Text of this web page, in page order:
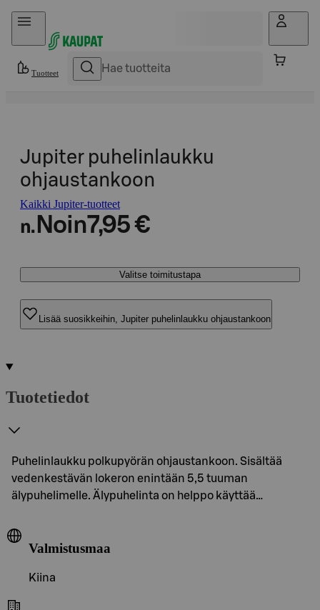
Hyppää sisältöön
Tuotteet
Jupiter puhelinlaukku
ohjaustankoon
Kaikki Jupiter-tuotteet
n. Noin7,95 €
Valitse toimitustapa
Lisää suosikkeihin, Jupiter puhelinlaukku ohjaustankoon
Tuotetiedot
Puhelinlaukku polkupyörän ohjaustankoon. Sisältää
vedenkestävän lokeron enintään 5,5 tuuman
älypuhelimelle. Älypuhelinta on helppo käyttää…
Valmistusmaa
Kiina